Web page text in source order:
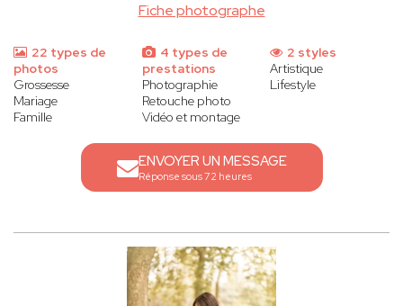
Fiche photographe
22 types de
photos
Grossesse
Mariage
Famille
4 types de
prestations
Photographie
Retouche photo
Vidéo et montage
2 styles
Artistique
Lifestyle
ENVOYER UN MESSAGE
Réponse sous 72 heures